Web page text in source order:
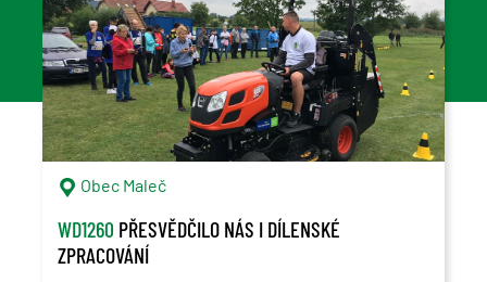
Obec Maleč
WD1260
ZPRACOVÁNÍ